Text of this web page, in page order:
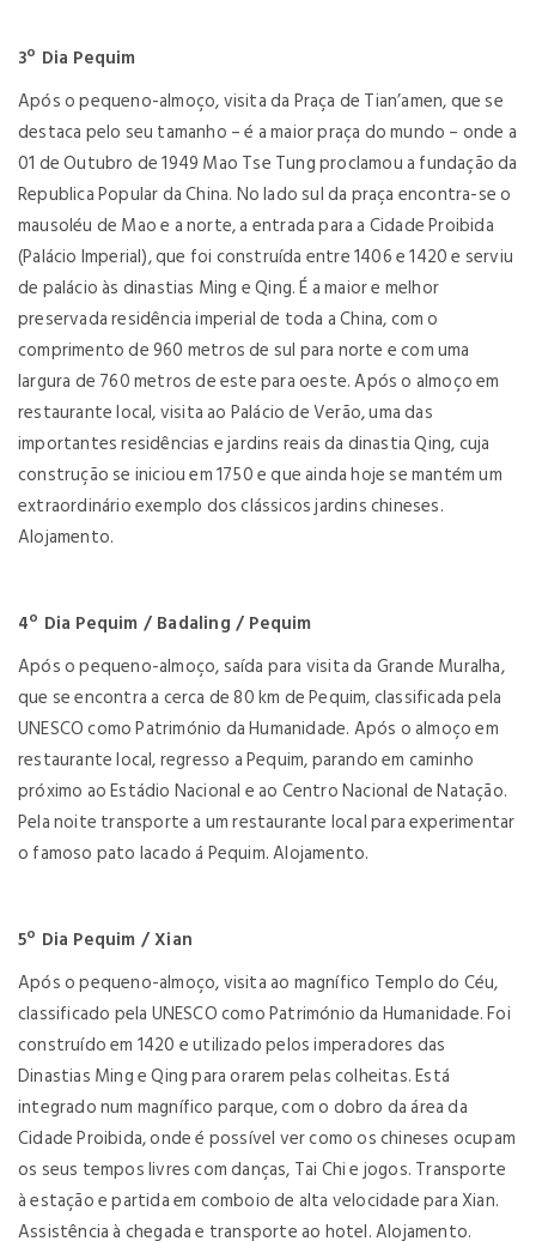
3º Dia Pequim
Após o pequeno-almoço, visita da Praça de Tian’amen, que se
destaca pelo seu tamanho – é a maior praça do mundo – onde a
01 de Outubro de 1949 Mao Tse Tung proclamou a fundação da
Republica Popular da China. No lado sul da praça encontra-se o
mausoléu de Mao e a norte, a entrada para a Cidade Proibida
(Palácio Imperial), que foi construída entre 1406 e 1420 e serviu
de palácio às dinastias Ming e Qing. É a maior e melhor
preservada residência imperial de toda a China, com o
comprimento de 960 metros de sul para norte e com uma
largura de 760 metros de este para oeste. Após o almoço em
restaurante local, visita ao Palácio de Verão, uma das
importantes residências e jardins reais da dinastia Qing, cuja
construção se iniciou em 1750 e que ainda hoje se mantém um
extraordinário exemplo dos clássicos jardins chineses.
Alojamento.
4º Dia Pequim / Badaling / Pequim
Após o pequeno-almoço, saída para visita da Grande Muralha,
que se encontra a cerca de 80 km de Pequim, classificada pela
UNESCO como Património da Humanidade. Após o almoço em
restaurante local, regresso a Pequim, parando em caminho
próximo ao Estádio Nacional e ao Centro Nacional de Natação.
Pela noite transporte a um restaurante local para experimentar
o famoso pato lacado á Pequim. Alojamento.
5º Dia Pequim / Xian
Após o pequeno-almoço, visita ao magnífico Templo do Céu,
classificado pela UNESCO como Património da Humanidade. Foi
construído em 1420 e utilizado pelos imperadores das
Dinastias Ming e Qing para orarem pelas colheitas. Está
integrado num magnífico parque, com o dobro da área da
Cidade Proibida, onde é possível ver como os chineses ocupam
os seus tempos livres com danças, Tai Chi e jogos. Transporte
à estação e partida em comboio de alta velocidade para Xian.
Assistência à chegada e transporte ao hotel. Alojamento.